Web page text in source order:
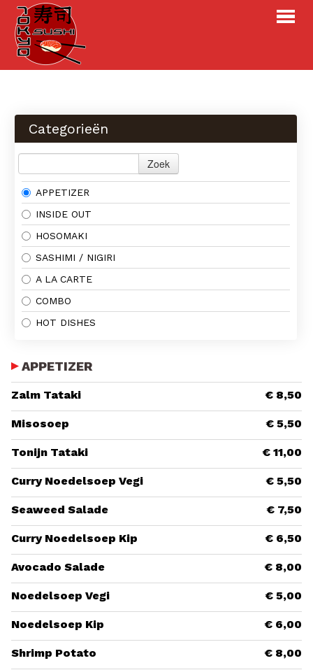
Over ons
INLOGGEN BESTELLEN
Categorieën
Zoek
APPETIZER
INSIDE OUT
HOSOMAKI
SASHIMI / NIGIRI
A LA CARTE
COMBO
HOT DISHES
APPETIZER
Zalm Tataki € 8,50
Misosoep € 5,50
Tonijn Tataki € 11,00
Curry Noedelsoep Vegi € 5,50
Seaweed Salade € 7,50
Curry Noedelsoep Kip € 6,50
Avocado Salade € 8,00
Noedelsoep Vegi € 5,00
Noedelsoep Kip € 6,00
Shrimp Potato € 8,00